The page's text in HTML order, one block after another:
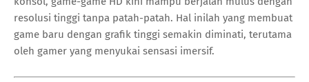
resolusi tinggi tanpa patah-patah. Hal inilah yang membuat
game baru dengan grafik tinggi semakin diminati, terutama
oleh gamer yang menyukai sensasi imersif.